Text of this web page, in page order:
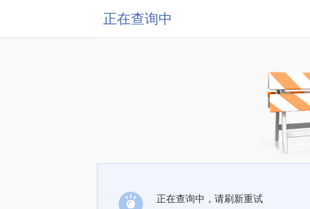
正在查询中
正在查询中，请刷新重试